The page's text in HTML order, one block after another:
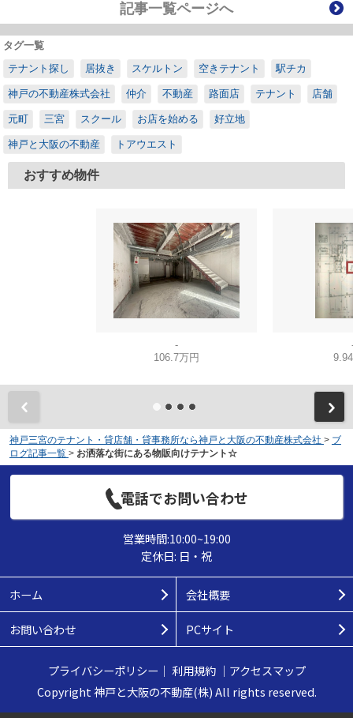
記事一覧ページへ
タグ一覧
テナント探し
居抜き スケルトン 空きテナント 駅チカ
神戸の不動産株式会社 仲介 不動産 路面店 テナント 店舗
元町 三宮 スクール お店を始める 好立地
神戸と大阪の不動産 トアウエスト
おすすめ物件
-
106.7万円
神戸三宮のテナント・貸店舗・貸事務所なら神戸と大阪の不動産株式会社 > ブ
ログ記事一覧 > お洒落な街にある物販向けテナント☆
電話でお問い合わせ
営業時間:10:00~19:00
定休日: 日・祝
ホーム 会社概要
お問い合わせ PCサイト
プライバシーポリシー ｜ 利用規約｜ アクセスマップ
Copyright 神戸と大阪の不動産(株) All rights reserved.